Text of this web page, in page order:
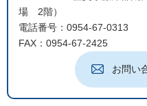
場 2階）
電話番号：0954-67-0313
FAX：0954-67-2425
お問い